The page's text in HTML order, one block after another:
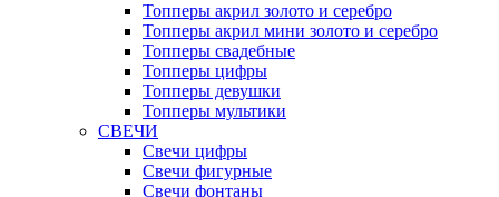
Топперы акрил золото и серебро
Топперы акрил мини золото и серебро
Топперы свадебные
Топперы цифры
Топперы девушки
Топперы мультики
СВЕЧИ
Свечи цифры
Свечи фигурные
Свечи фонтаны